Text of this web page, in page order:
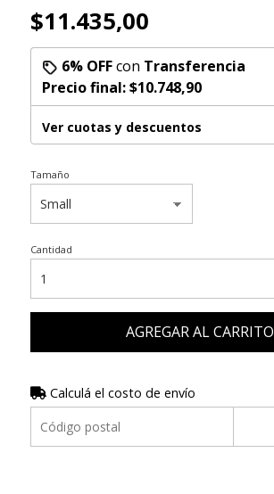
$11.435,00
6% OFFcon Transferencia
Precio final:$10.748,90
Ver cuotas y descuentos
Tamaño
Cantidad
AGREGAR AL CARRITO
Calculá el costo de envío